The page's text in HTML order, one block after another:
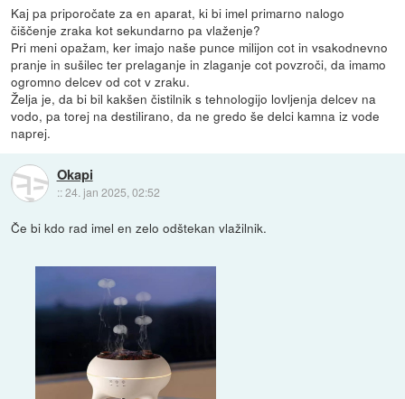
Kaj pa priporočate za en aparat, ki bi imel primarno nalogo
čiščenje zraka kot sekundarno pa vlaženje?
Pri meni opažam, ker imajo naše punce milijon cot in vsakodnevno
pranje in sušilec ter prelaganje in zlaganje cot povzroči, da imamo
ogromno delcev od cot v zraku.
Želja je, da bi bil kakšen čistilnik s tehnologijo lovljenja delcev na
vodo, pa torej na destilirano, da ne gredo še delci kamna iz vode
naprej.
Okapi
::24. jan 2025, 02:52
Če bi kdo rad imel en zelo odštekan vlažilnik.